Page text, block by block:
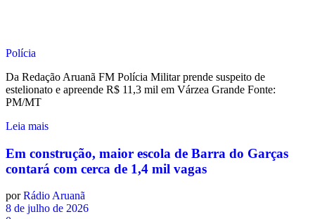
Polícia
Da Redação Aruanã FM Polícia Militar prende suspeito de
estelionato e apreende R$ 11,3 mil em Várzea Grande Fonte:
PM/MT
Leia mais
Em construção, maior escola de Barra do Garças
contará com cerca de 1,4 mil vagas
por Rádio Aruanã
8 de julho de 2026